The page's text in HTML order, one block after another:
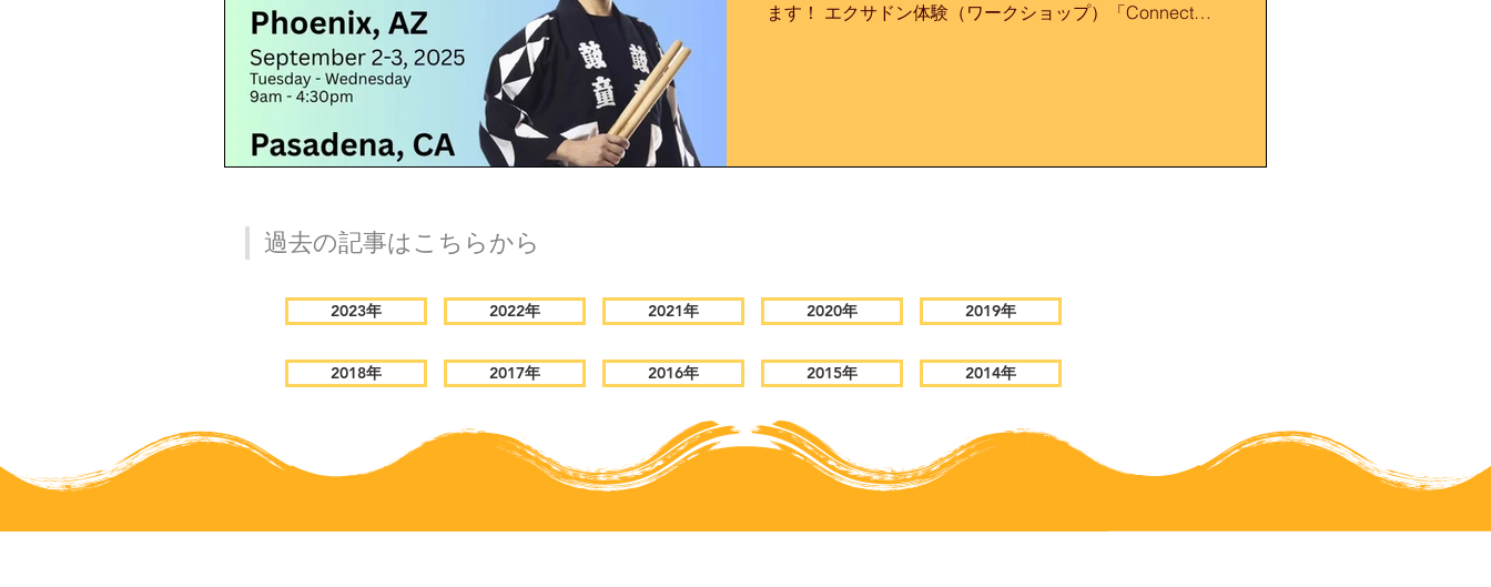
ます！ エクサドン体験（ワークショップ）「Connect
過去の記事はこちらから
2023年 2022年 2021年 2020年 2019年
2018年 2017年 2016年 2015年 2014年